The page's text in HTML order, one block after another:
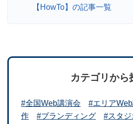
【HowTo】の記事一覧
カテゴリから
#全国Web講演会 #エリア
作
#ブランディング #スタ